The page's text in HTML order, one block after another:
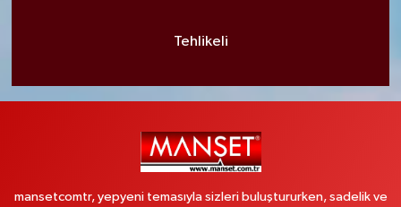
Tehlikeli
mansetcomtr, yepyeni temasıyla sizleri buluştururken, sadelik ve